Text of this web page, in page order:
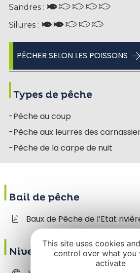
Sandres :
Silures :
PÊCHER SELON LES POISSONS
Types de pêche
-Pêche au coup
-Pêche aux leurres des
-Pêche de la carpe de nuit
Bail de pêche
Baux de Pêche de l’Etat
Niveau du Lot
This site uses cookies
control over what you
activate